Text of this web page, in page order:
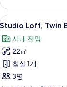
기
Room
Loft
자
히
보
기
Studio
Loft,
Twin
Bed
사
진
3
Studio Loft, Twin
시내 전망
22㎡
침실 1개
3명